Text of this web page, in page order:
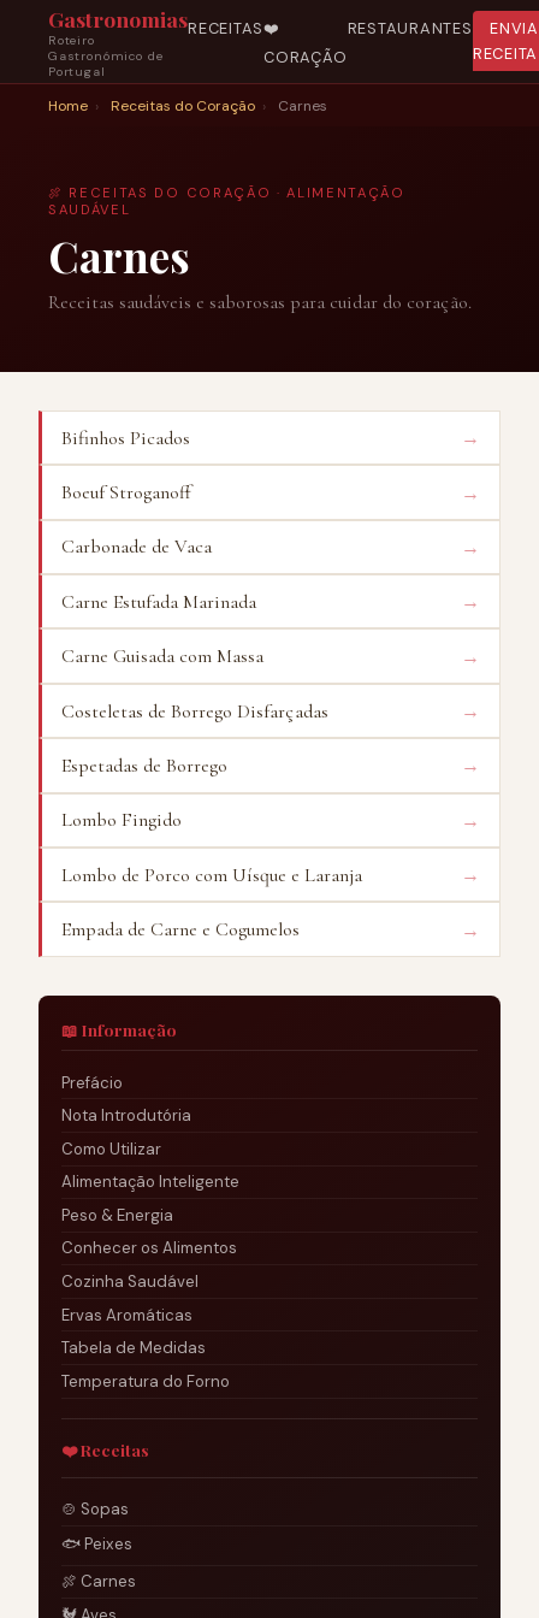
Gastronomias
Roteiro
Gastronómico de
Portugal
RECEITAS❤️
CORAÇÃO
RESTAURANTES
RECEITA
Home › Receitas do Coração › Carnes
🍖 RECEITAS DO CORAÇÃO · ALIMENTAÇÃO
SAUDÁVEL
Carnes
Receitas saudáveis e saborosas para cuidar do coração.
Bifinhos Picados →
Boeuf Stroganoff →
Carbonade de Vaca →
Carne Estufada Marinada →
Carne Guisada com Massa →
Costeletas de Borrego Disfarçadas →
Espetadas de Borrego →
Lombo Fingido →
Lombo de Porco com Uísque e Laranja →
Empada de Carne e Cogumelos →
📖 Informação
Prefácio
Nota Introdutória
Como Utilizar
Alimentação Inteligente
Peso & Energia
Conhecer os Alimentos
Cozinha Saudável
Ervas Aromáticas
Tabela de Medidas
Temperatura do Forno
❤️ Receitas
🍲 Sopas
🐟 Peixes
🍖 Carnes